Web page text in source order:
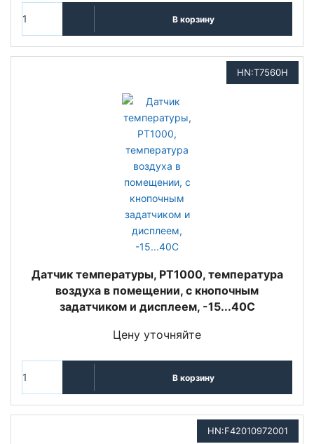
В корзину
HN:T7560H
Датчик температуры, PT1000, температура
воздуха в помещении, с кнопочным
задатчиком и дисплеем, -15...40С
Цену уточняйте
В корзину
HN:F42010972001